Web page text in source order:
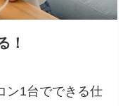
！
ン1台でできる仕